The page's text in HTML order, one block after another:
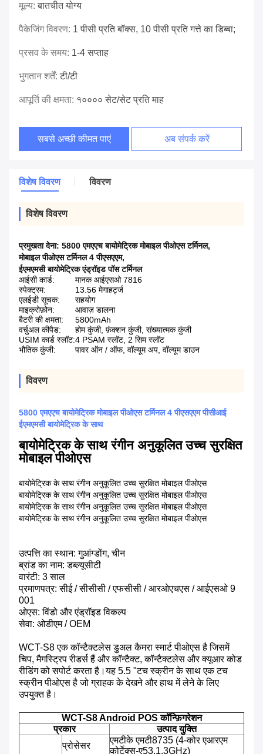
मूल्य:बातचीत योग्य
पैकेजिंग विवरण: 1 पीसी प्रति बॉक्स, 10 पीसी प्रति गत्ते का डिब्बा;
प्रसव के समय: 1-4 सप्ताह
भुगतान शर्तें:टी/टी
आपूर्ति की क्षमता: १०००० सेट/सेट प्रति माह
सबसे अच्छी कीमत पाएं अब संपर्क करें
विशेष विवरण विवरण
विशेष विवरण
प्रमुखता देना: 5800 एमएएच बायोमेट्रिक मोबाइल पीओएस टर्मिनल,
मोबाइल पीओएस टर्मिनल 4 पीएसएएम,
ईएमएमसी बायोमेट्रिक एंड्रॉइड पॉस टर्मिनल
आईसी कार्ड:
मानक आईएसओ 7816
स्पेक्ट्रम:
13.56 मेगाहर्ट्ज
एलईडी सूचक:
सहयोग
माइक्रोफ़ोन:
आवाज़ डालना
बैटरी की क्षमता:
5800mAh
वर्चुअल कीपैड:
होम कुंजी, फ़ंक्शन कुंजी, संख्यात्मक कुंजी
USIM कार्ड स्लॉट:4 PSAM स्लॉट, 2 सिम स्लॉट
भौतिक कुंजी:
पावर ऑन / ऑफ, वॉल्यूम अप, वॉल्यूम डाउन
विवरण
5800 एमएएच बायोमेट्रिक मोबाइल पीओएस टर्मिनल 4 पीएसएएम पीसीआई
ईएमएमसी बायोमेट्रिक के साथ
बायोमेट्रिक के साथ रंगीन अनुकूलित उच्च सुरक्षित
मोबाइल पीओएस
बायोमेट्रिक के साथ रंगीन अनुकूलित उच्च सुरक्षित मोबाइल पीओएस
बायोमेट्रिक के साथ रंगीन अनुकूलित उच्च सुरक्षित मोबाइल पीओएस
बायोमेट्रिक के साथ रंगीन अनुकूलित उच्च सुरक्षित मोबाइल पीओएस
बायोमेट्रिक के साथ रंगीन अनुकूलित उच्च सुरक्षित मोबाइल पीओएस
उत्पत्ति का स्थान: गुआंग्डोंग, चीन
ब्रांड का नाम: डब्ल्यूसीटी
वारंटी: 3 साल
प्रमाणपत्र: सीई / सीसीसी / एफसीसी / आरओएचएस / आईएसओ 9
001
ओएस: विंडो और एंड्रॉइड विकल्प
सेवा: ओडीएम / OEM
WCT-S8 एक कॉन्टैक्टलेस डुअल कैमरा स्मार्ट पीओएस है जिसमें
चिप, मैगस्ट्रिप रीडर्स हैं और कॉन्टैक्ट, कॉन्टैक्टलेस और क्यूआर कोड
रीडिंग को सपोर्ट करता है।यह 5.5 "टच स्क्रीन के साथ एक टच
स्क्रीन पीओएस है जो ग्राहक के देखने और हाथ में लेने के लिए
उपयुक्त है।
WCT-S8 Android POS कॉन्फ़िगरेशन
प्रकार
उत्पाद युक्ति
प्रोसेसर
एमटीके एमटी8735 (4-कोर एआरएम
कोर्टेक्स-ए53,1.3GHz)